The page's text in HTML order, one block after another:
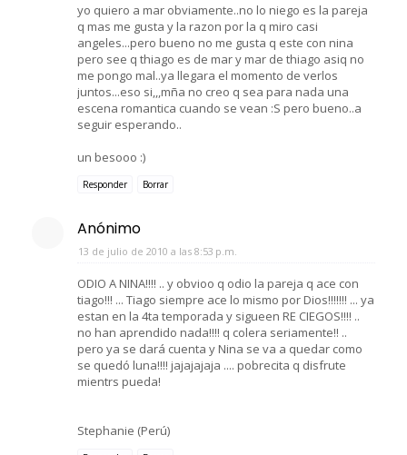
yo quiero a mar obviamente..no lo niego es la pareja
q mas me gusta y la razon por la q miro casi
angeles...pero bueno no me gusta q este con nina
pero see q thiago es de mar y mar de thiago asiq no
me pongo mal..ya llegara el momento de verlos
juntos...eso si,,,mña no creo q sea para nada una
escena romantica cuando se vean :S pero bueno..a
seguir esperando..
un besooo :)
Responder Borrar
Anónimo
13 de julio de 2010 a las 8:53 p.m.
ODIO A NINA!!!! .. y obvioo q odio la pareja q ace con
tiago!!! ... Tiago siempre ace lo mismo por Dios!!!!!!! ... ya
estan en la 4ta temporada y sigueen RE CIEGOS!!!! ..
no han aprendido nada!!!! q colera seriamente!! ..
pero ya se dará cuenta y Nina se va a quedar como
se quedó luna!!!! jajajajaja .... pobrecita q disfrute
mientrs pueda!
Stephanie (Perú)